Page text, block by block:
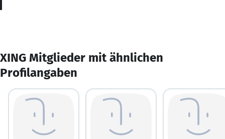
XING Mitglieder mit ähnlichen
Profilangaben